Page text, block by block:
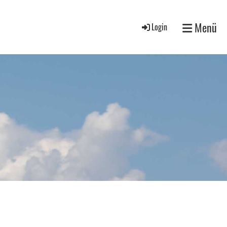
Login Menü